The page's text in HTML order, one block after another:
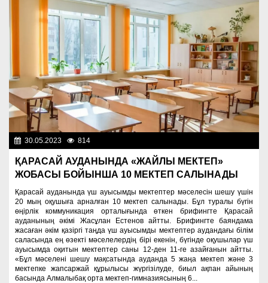
30.05.2023 814
ҚАРАСАЙ АУДАНЫНДА «ЖАЙЛЫ МЕКТЕП»
ЖОБАСЫ БОЙЫНША 10 МЕКТЕП САЛЫНАДЫ
Қарасай ауданында үш ауысымды мектептер мәселесін шешу үшін
20 мың оқушыға арналған 10 мектеп салынады. Бұл туралы бүгін
өңірлік коммуникация орталығында өткен брифингте Қарасай
ауданының әкімі Жасұлан Естенов айтты. Брифингте баяндама
жасаған әкім қазіргі таңда үш ауысымды мектептер аудандағы білім
саласында ең өзекті мәселелердің бірі екенін, бүгінде оқушылар үш
ауысымда оқитын мектептер саны 12-ден 11-ге азайғанын айтты.
«Бұл мәселені шешу мақсатында ауданда 5 жаңа мектеп және 3
мектепке жапсаржай құрылысы жүргізілуде, биыл ақпан айының
басында Алмалыбақ орта мектеп-гимназиясының 6...